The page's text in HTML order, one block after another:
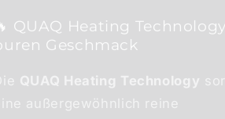
QUAQ Heating
Geschmack
QUAQ Heating Technology
außergewöhnlich reine